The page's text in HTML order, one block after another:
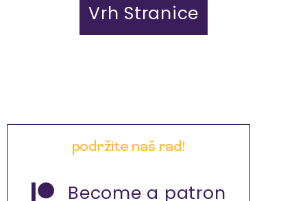
Vrh Stranice
podržite naš rad!
Become a patron